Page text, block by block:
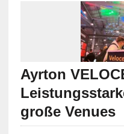
Ayrton
große Venues